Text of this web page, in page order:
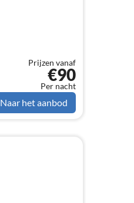
Prijzen vanaf
€90
Per nacht
Naar het aanbod